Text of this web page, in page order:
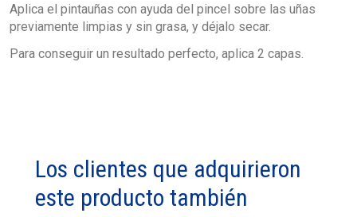
Aplica el pintauñas con ayuda del pincel sobre las uñas
previamente limpias y sin grasa, y déjalo secar.
Para conseguir un resultado perfecto, aplica 2 capas.
Los clientes que adquirieron
este producto también